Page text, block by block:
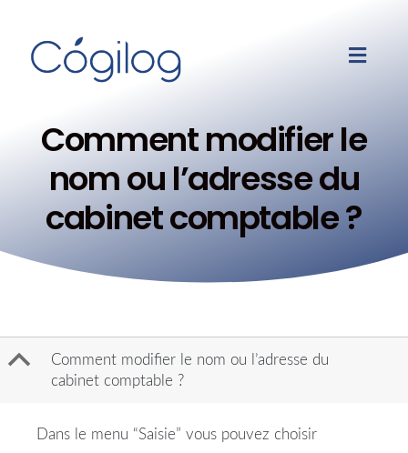
Comment modifier le
nom ou l’adresse du
cabinet comptable ?
B
Comment modifier le nom ou l’adresse du
cabinet comptable ?
Dans le menu “Saisie” vous pouvez choisir